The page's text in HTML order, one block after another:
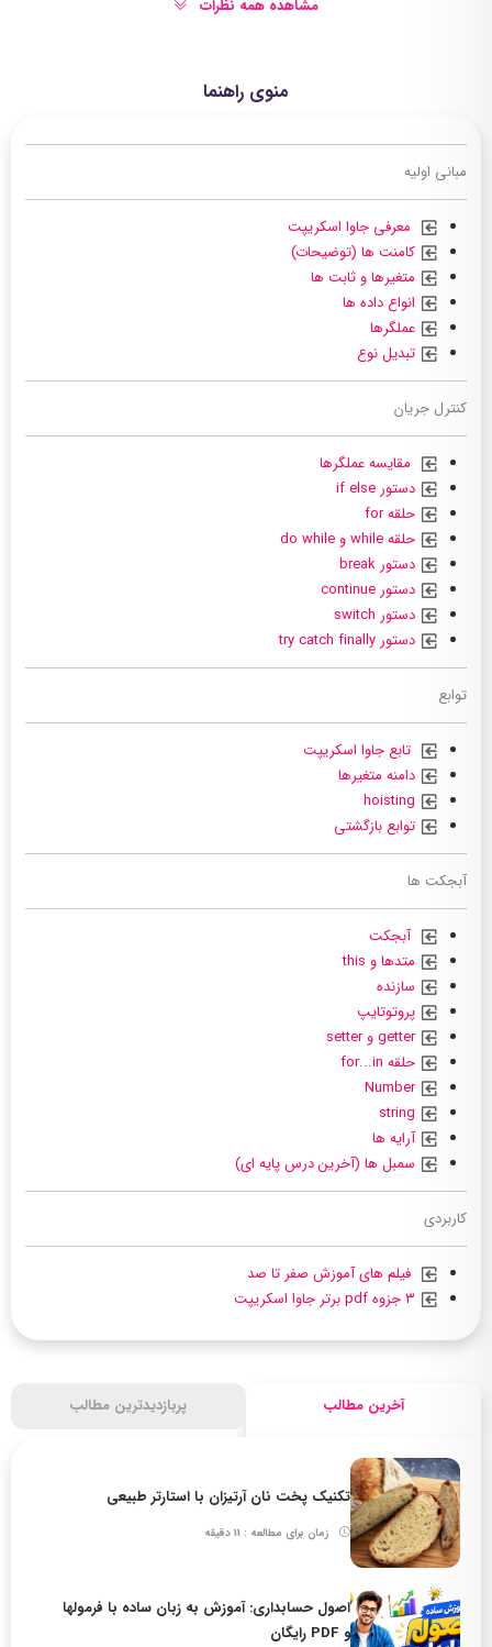
منوی راهنما
مبانی اولیه
معرفی جاوا اسکریپت
کامنت ها (توضیحات)
متغیرها و ثابت ها
انواع داده ها
عملگرها
تبدیل نوع
کنترل جریان
مقایسه عملگرها
دستور if else
حلقه for
حلقه while و do while
دستور break
دستور continue
دستور switch
دستور try catch finally
توابع
تابع جاوا اسکریپت
دامنه متغیرها
توابع بازگشتی
آبجکت ها
آبجکت
متدها و this
سازنده
پروتوتایپ
getter و setter
حلقه for...in
Number
آرایه ها
سمبل ها (آخرین درس پایه ای)
کاربردی
فیلم های آموزش صفر تا صد
آخرین مطالب پربازدیدترین مطالب
تکنیک پخت نان آرتیزان با استارتر طبیعی
زمان برای مطالعه : 11 دقیقه
اصول حسابداری: آموزش به زبان ساده با فرمولها
و PDF رایگان
مشاهده همه نظرات